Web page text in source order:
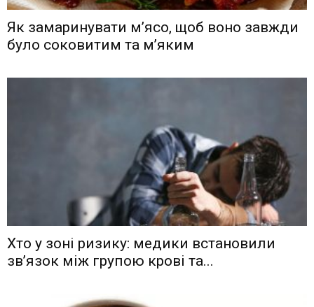
Як замаринувати м’ясо, щоб воно завжди
було соковитим та м’яким
Хто у зоні ризику: медики встановили
зв’язок між групою крові та...